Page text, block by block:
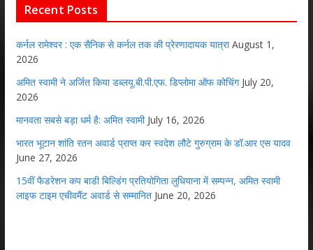
Recent Posts
कर्नल रामेश्वर : एक सैनिक से कर्नल तक की प्रेरणादायक यात्रा August 1,
2026
अमित स्वामी ने अर्जित किया डब्लयू.बी.पी.एफ. डिप्लोमा ऑफ कोचिंग July 20,
2026
मानवता सबसे बड़ा धर्म है: अमित स्वामी July 16, 2026
भारत भूटान शांति रतन अवार्ड प्राप्त कर स्वदेश लौटे गुरुग्राम के डॉ.आर एस यादव
June 27, 2026
15वीं फैडरेशन कप बाडी बिल्डिंग प्रतियोगिता लुधियाना में सम्पन्न, अमित स्वामी
लाइफ टाइम एचीवमैंट अवार्ड से सम्मानित June 20, 2026